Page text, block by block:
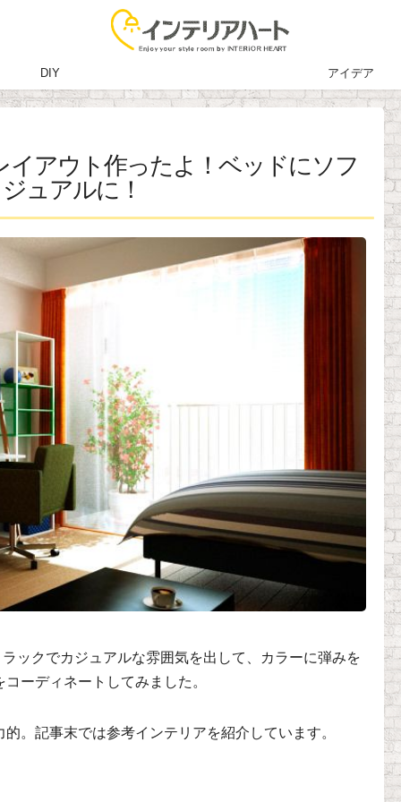
DIY アイデア
イアウト作ったよ！ベッドにソフ
ュアルに！
ックでカジュアルな雰囲気を出して、カラーに弾みを
ーディネートしてみました。
。記事末では参考インテリアを紹介しています。